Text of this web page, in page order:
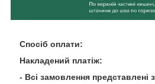
Спосіб оплати:
Накладений платіж:
- Всі замовлення представлені